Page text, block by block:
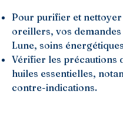
Pour purifier et nettoyer
oreillers, vos demandes
Lune, soins
Vérifier les précautions
huiles essentielles,
contre-indications.